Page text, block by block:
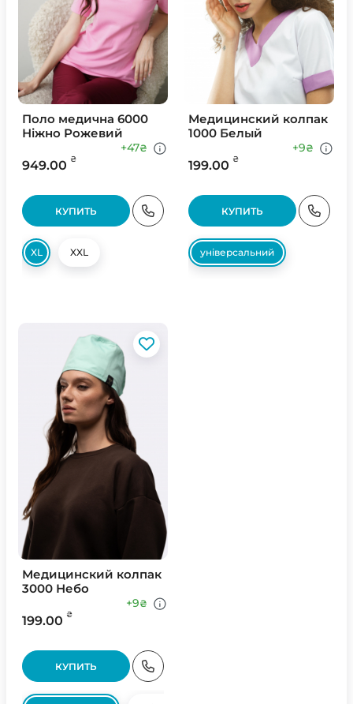
Поло медична 6000
Ніжно Рожевий
949.00 ₴
+47₴
КУПИТЬ
XL XXL
Медицинский колпак
1000 Белый
199.00 ₴
+9₴
КУПИТЬ
універсальний
Медицинский колпак
3000 Небо
199.00 ₴
+9₴
КУПИТЬ